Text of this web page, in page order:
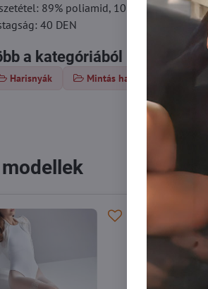
89% poliamid, 10% elasztán, 1%
40 DEN
a kategóriából
Harisnyák Mintás harisnya